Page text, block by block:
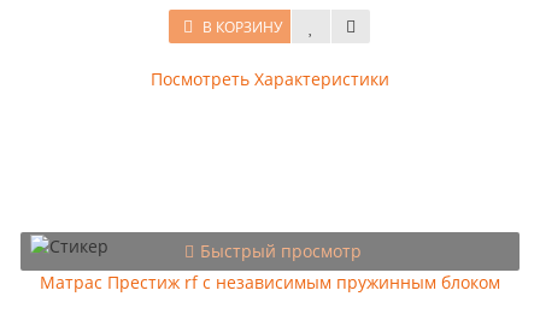
В КОРЗИНУ
Посмотреть Характеристики
Быстрый просмотр
Матрас Престиж rf с независимым пружинным блоком